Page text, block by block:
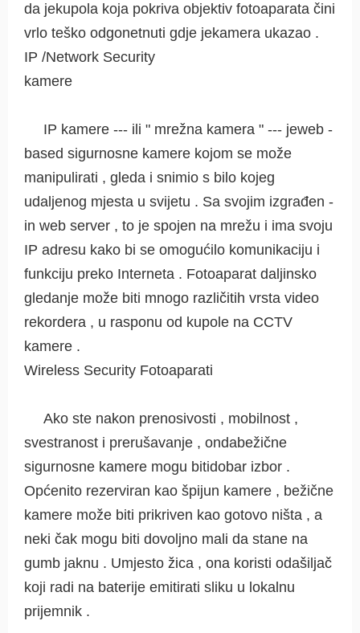
da jekupola koja pokriva objektiv fotoaparata čini
vrlo teško odgonetnuti gdje jekamera ukazao .
IP /Network Security
kamere
IP kamere --- ili " mrežna kamera " --- jeweb -
based sigurnosne kamere kojom se može
manipulirati , gleda i snimio s bilo kojeg
udaljenog mjesta u svijetu . Sa svojim izgrađen -
in web server , to je spojen na mrežu i ima svoju
IP adresu kako bi se omogućilo komunikaciju i
funkciju preko Interneta . Fotoaparat daljinsko
gledanje može biti mnogo različitih vrsta video
rekordera , u rasponu od kupole na CCTV
kamere .
Wireless Security Fotoaparati
Ako ste nakon prenosivosti , mobilnost ,
svestranost i prerušavanje , ondabežične
sigurnosne kamere mogu bitidobar izbor .
Općenito rezerviran kao špijun kamere , bežične
kamere može biti prikriven kao gotovo ništa , a
neki čak mogu biti dovoljno mali da stane na
gumb jaknu . Umjesto žica , ona koristi odašiljač
koji radi na baterije emitirati sliku u lokalnu
prijemnik .